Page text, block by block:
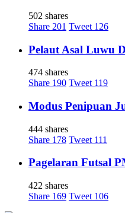
502 shares
Share 201 Tweet 126
Pelaut Asal Luwu
474 shares
Share 190 Tweet 119
Modus Penipuan
444 shares
Share 178 Tweet 111
Pagelaran Futsal
422 shares
Share 169 Tweet 106